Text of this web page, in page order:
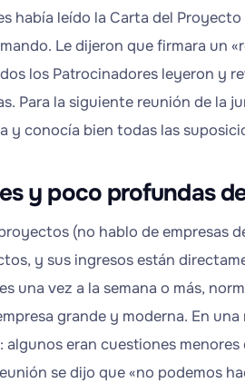
había leído la Carta del
Le dijeron que firmara un
los Patrocinadores leyeron y
Para la siguiente reunión de la
y conocía bien todas las
y poco profundas
(no hablo de empresas
y sus ingresos están
una vez a la semana o más,
grande y moderna. En
eran cuestiones menores
se dijo que «no podemos